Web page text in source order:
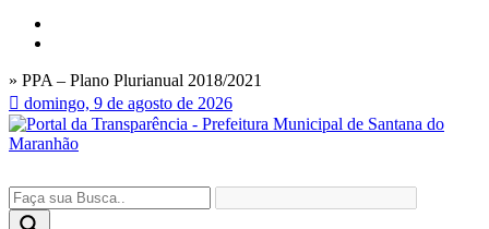
» PPA – Plano Plurianual 2018/2021
domingo, 9 de agosto de 2026